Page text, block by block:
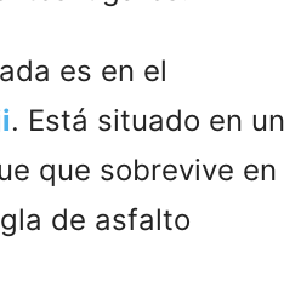
es en el
. Está situado en un
que sobrevive en
de asfalto